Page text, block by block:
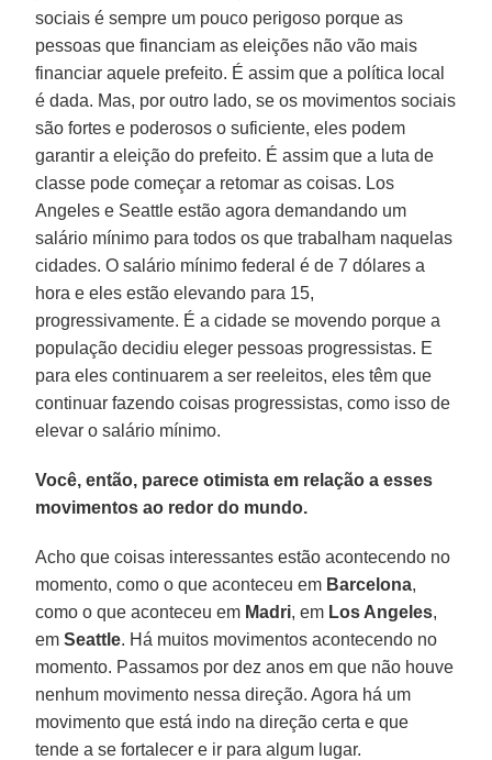
sociais é sempre um pouco perigoso porque as
pessoas que financiam as eleições não vão mais
financiar aquele prefeito. É assim que a política local
é dada. Mas, por outro lado, se os movimentos sociais
são fortes e poderosos o suficiente, eles podem
garantir a eleição do prefeito. É assim que a luta de
classe pode começar a retomar as coisas. Los
Angeles e Seattle estão agora demandando um
salário mínimo para todos os que trabalham naquelas
cidades. O salário mínimo federal é de 7 dólares a
hora e eles estão elevando para 15,
progressivamente. É a cidade se movendo porque a
população decidiu eleger pessoas progressistas. E
para eles continuarem a ser reeleitos, eles têm que
continuar fazendo coisas progressistas, como isso de
elevar o salário mínimo.
Você, então, parece otimista em relação a esses
movimentos ao redor do mundo.
Acho que coisas interessantes estão acontecendo no
momento, como o que aconteceu em Barcelona,
como o que aconteceu em Madri, em Los Angeles,
emSeattle. Há muitos movimentos acontecendo no
momento. Passamos por dez anos em que não houve
nenhum movimento nessa direção. Agora há um
movimento que está indo na direção certa e que
tende a se fortalecer e ir para algum lugar.